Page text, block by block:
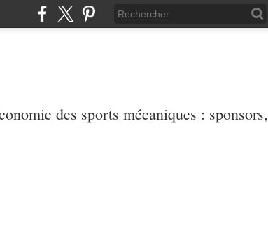
des sports mécaniques : sponsors,